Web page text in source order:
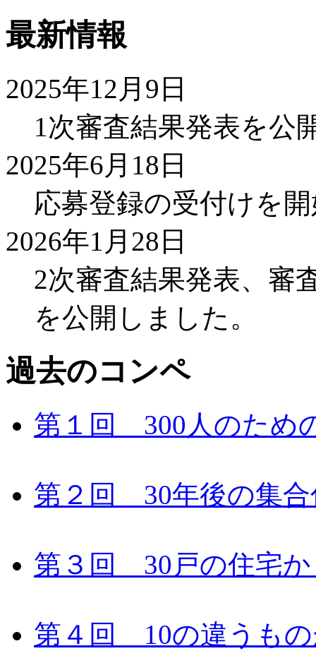
最新情報
2025年12月9日
1次審査結果発表を公
2025年6月18日
応募登録の受付けを
2026年1月28日
2次審査結果発表、審
を公開しました。
過去のコンペ
第１回 300人のため
第２回 30年後の集合
第３回 30戸の住宅か
第４回 10の違うもの